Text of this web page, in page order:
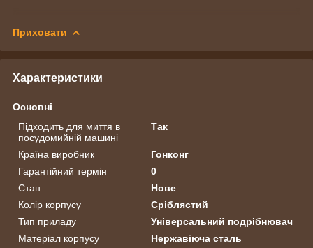
Приховати
Характеристики
Основні
Підходить для миття в
посудомийній машині
Так
Країна виробник
Гонконг
Гарантійний термін
0
Стан
Нове
Колір корпусу
Сріблястий
Тип приладу
Універсальний подрібнювач
Матеріал корпусу
Нержавіюча сталь